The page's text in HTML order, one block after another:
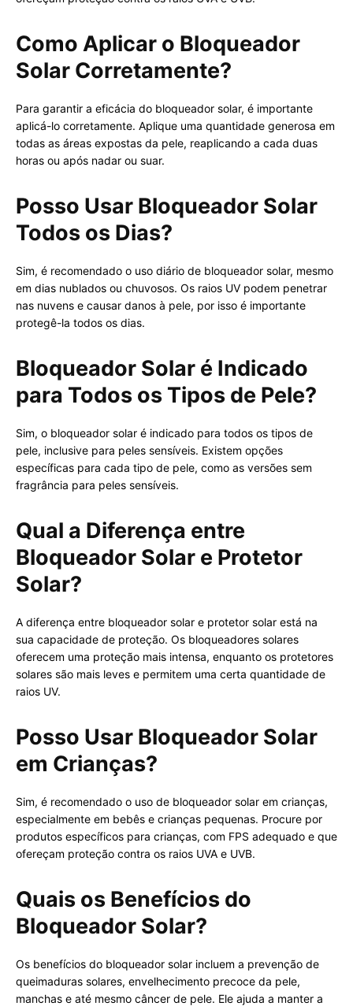
Como Aplicar o Bloqueador
Solar Corretamente?
Para garantir a eficácia do bloqueador solar, é importante
aplicá-lo corretamente. Aplique uma quantidade generosa em
todas as áreas expostas da pele, reaplicando a cada duas
horas ou após nadar ou suar.
Posso Usar Bloqueador Solar
Todos os Dias?
Sim, é recomendado o uso diário de bloqueador solar, mesmo
em dias nublados ou chuvosos. Os raios UV podem penetrar
nas nuvens e causar danos à pele, por isso é importante
protegê-la todos os dias.
Bloqueador Solar é Indicado
para Todos os Tipos de Pele?
Sim, o bloqueador solar é indicado para todos os tipos de
pele, inclusive para peles sensíveis. Existem opções
específicas para cada tipo de pele, como as versões sem
fragrância para peles sensíveis.
Qual a Diferença entre
Bloqueador Solar e Protetor
Solar?
A diferença entre bloqueador solar e protetor solar está na
sua capacidade de proteção. Os bloqueadores solares
oferecem uma proteção mais intensa, enquanto os protetores
solares são mais leves e permitem uma certa quantidade de
raios UV.
Posso Usar Bloqueador Solar
em Crianças?
Sim, é recomendado o uso de bloqueador solar em crianças,
especialmente em bebês e crianças pequenas. Procure por
produtos específicos para crianças, com FPS adequado e que
ofereçam proteção contra os raios UVA e UVB.
Quais os Benefícios do
Bloqueador Solar?
Os benefícios do bloqueador solar incluem a prevenção de
queimaduras solares, envelhecimento precoce da pele,
manchas e até mesmo câncer de pele. Ele ajuda a manter a